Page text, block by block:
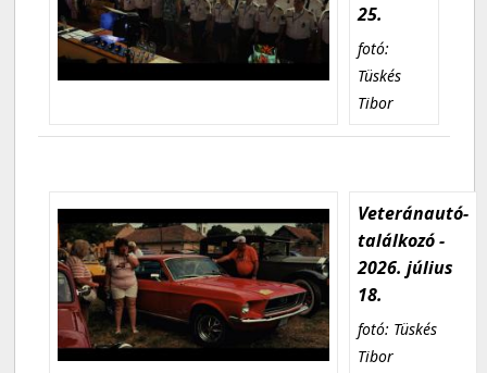
25.
fotó:
Tüskés
Tibor
Veteránautó-
találkozó -
2026. július
18.
fotó: Tüskés
Tibor